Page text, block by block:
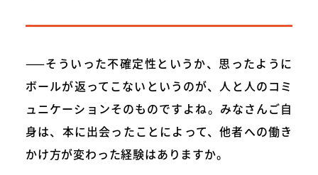
——そういった不確定性というか、思ったように
ボールが返ってこないというのが、人と人のコミ
ュニケーションそのものですよね。みなさんご自
身は、本に出会ったことによって、他者への働き
かけ方が変わった経験はありますか。